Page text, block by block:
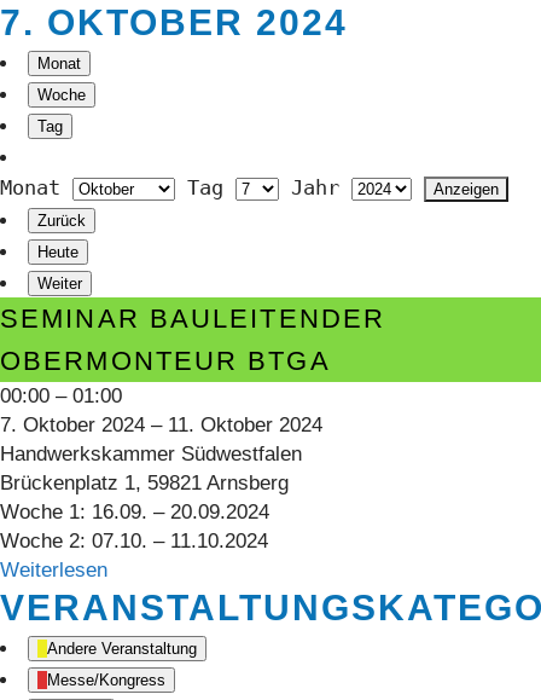
7. OKTOBER 2024
Monat
Woche
Tag
Monat Tag Jahr
Zurück
Heute
Weiter
Seminar
Obermonteur
BTGA
SEMINAR BAULEITENDER
OBERMONTEUR BTGA
00:00 – 01:00
7. Oktober 2024 – 11. Oktober 2024
Handwerkskammer Südwestfalen
Brückenplatz 1, 59821 Arnsberg
Woche 1: 16.09. – 20.09.2024
Woche 2: 07.10. – 11.10.2024
Weiterlesen
Andere Veranstaltung
Messe/Kongress